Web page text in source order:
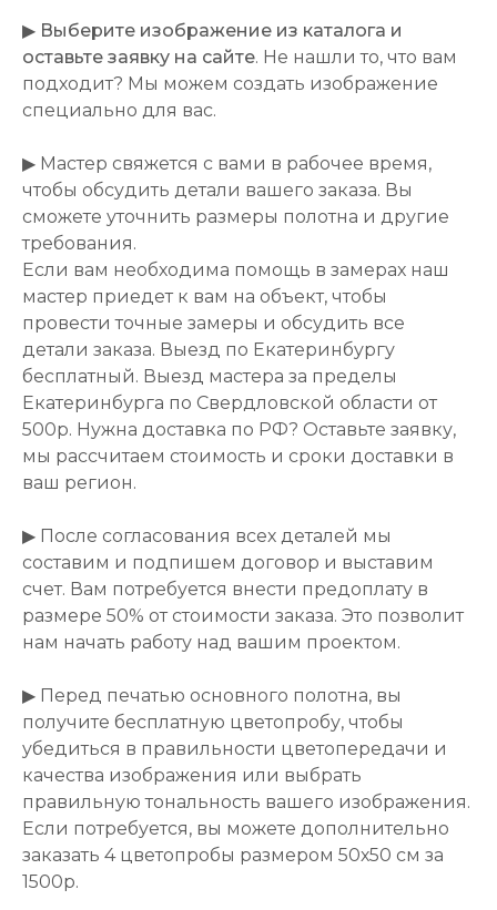
▶ Выберите изображение из каталога и
оставьте заявку на сайте. Не нашли то, что вам
подходит? Мы можем создать изображение
специально для вас.
▶ Мастер свяжется с вами в рабочее время,
чтобы обсудить детали вашего заказа. Вы
сможете уточнить размеры полотна и другие
требования.
Если вам необходима помощь в замерах наш
мастер приедет к вам на объект, чтобы
провести точные замеры и обсудить все
детали заказа. Выезд по Екатеринбургу
бесплатный. Выезд мастера за пределы
Екатеринбурга по Свердловской области от
500р. Нужна доставка по РФ? Оставьте заявку,
мы рассчитаем стоимость и сроки доставки в
ваш регион.
▶ После согласования всех деталей мы
составим и подпишем договор и выставим
счет. Вам потребуется внести предоплату в
размере 50% от стоимости заказа. Это позволит
нам начать работу над вашим проектом.
▶ Перед печатью основного полотна, вы
получите бесплатную цветопробу, чтобы
убедиться в правильности цветопередачи и
качества изображения или выбрать
правильную тональность вашего изображения.
Если потребуется, вы можете дополнительно
заказать 4 цветопробы размером 50х50 см за
1500р.